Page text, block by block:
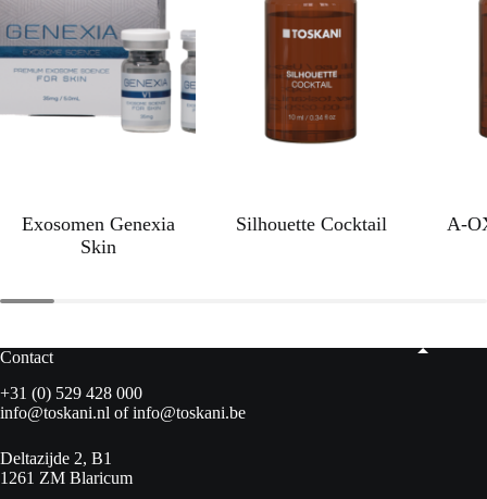
Exosomen Genexia
Skin
Silhouette Cocktail A-
Contact
+31 (0) 529 428 000
info@toskani.nl ofinfo@toskani.be
Deltazijde 2, B1
1261 ZM Blaricum